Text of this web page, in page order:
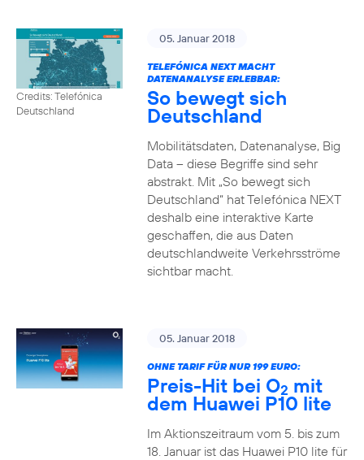
Credits: Telefónica
Deutschland
05. Januar 2018
TELEFÓNICA NEXT MACHT
DATENANALYSE ERLEBBAR:
So bewegt sich
Deutschland
Mobilitätsdaten, Datenanalyse, Big
Data – diese Begriffe sind sehr
abstrakt. Mit „So bewegt sich
Deutschland“ hat Telefónica NEXT
deshalb eine interaktive Karte
geschaffen, die aus Daten
deutschlandweite Verkehrsströme
sichtbar macht.
05. Januar 2018
OHNE TARIF FÜR NUR 199 EURO:
Preis-Hit bei O2 mit
dem Huawei P10 lite
Im Aktionszeitraum vom 5. bis zum
18. Januar ist das Huawei P10 lite für